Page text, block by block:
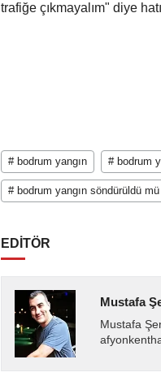
trafiğe çıkmayalım" diye
# bodrum yangın # bodrum
# bodrum yangın söndürüldü mü
EDİTÖR
Mustafa
Mustafa